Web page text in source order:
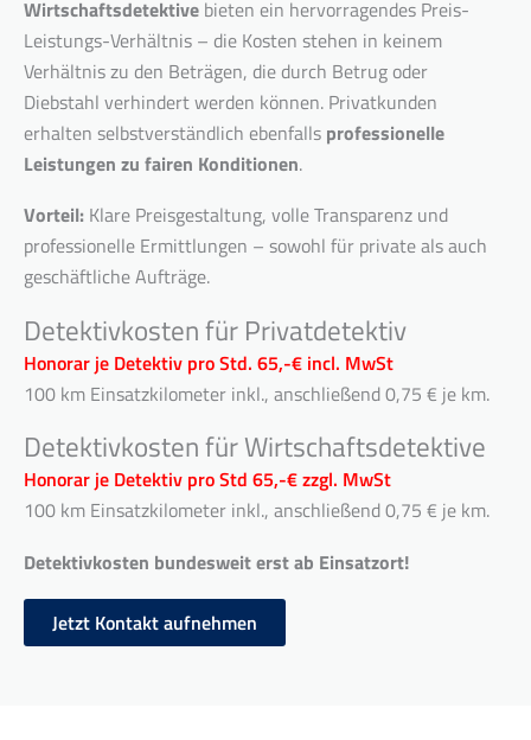
Wirtschaftsdetektive bieten ein hervorragendes Preis-
Leistungs-Verhältnis – die Kosten stehen in keinem
Verhältnis zu den Beträgen, die durch Betrug oder
Diebstahl verhindert werden können. Privatkunden
erhalten selbstverständlich ebenfalls professionelle
Leistungen zu fairen Konditionen.
Vorteil: Klare Preisgestaltung, volle Transparenz und
professionelle Ermittlungen – sowohl für private als auch
geschäftliche Aufträge.
Detektivkosten für Privatdetektiv
Honorar je Detektiv pro Std. 65,-€ incl. MwSt
100 km Einsatzkilometer inkl., anschließend 0,75 € je km.
Detektivkosten für Wirtschaftsdetektive
Honorar je Detektiv pro Std 65,-€ zzgl. MwSt
100 km Einsatzkilometer inkl., anschließend 0,75 € je km.
Detektivkosten bundesweit erst ab Einsatzort!
Jetzt Kontakt aufnehmen